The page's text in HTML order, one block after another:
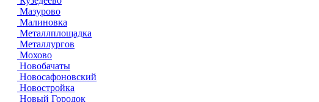
Мазурово
Малиновка
Металлплощадка
Металлургов
Мохово
Новобачаты
Новосафоновский
Новостройка
Новый Городок